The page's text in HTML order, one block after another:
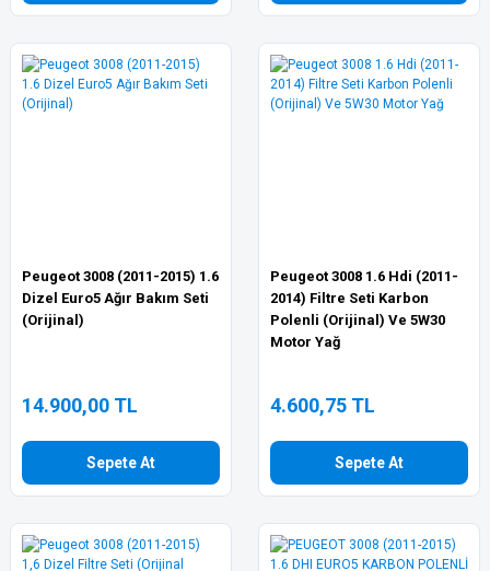
Peugeot 3008 (2011-2015) 1.6
Dizel Euro5 Ağır Bakım Seti
(Orijinal)
14.900,00 TL
Sepete At
Peugeot 3008 1.6 Hdi (2011-
2014) Filtre Seti Karbon
Polenli (Orijinal) Ve 5W30
Motor Yağ
4.600,75 TL
Sepete At